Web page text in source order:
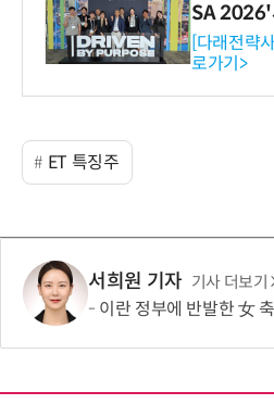
SA 2026'
와의 비
-바이오
보
[다래전략
로가기>
ET 특징주
서희원 기자 기사 더보기
이란 정부에 반발한 女 축구선수…